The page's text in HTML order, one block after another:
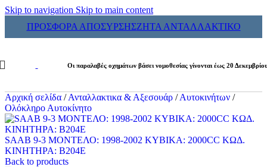
Skip to navigation Skip to main content
ΠΡΟΣΦΟΡΑ ΑΠΟΣΥΡΣΗΣΖΗΤΑ ΑΝΤΑΛΛΑΚΤΙΚΟ
Οι παραλαβές οχημάτων βάσει νομοθεσίας γίνονται έως 20
Αρχική σελίδα / Ανταλλακτικα & Αξεσουάρ / Αυτοκινήτων /
Ολόκληρο Αυτοκίνητο
SAAB 9-3 ΜΟΝΤΕΛΟ: 1998-2002 ΚΥΒΙΚΑ: 2000CC ΚΩΔ.
ΚΙΝΗΤΗΡΑ: B204E
Back to products